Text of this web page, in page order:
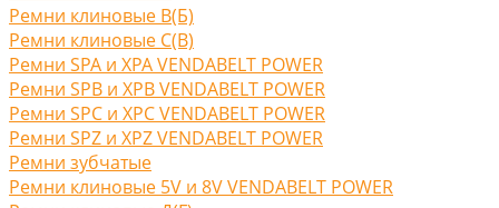
Ремни клиновые В(Б)
Ремни клиновые С(B)
Ремни SPA и XPA VENDABELT POWER
Ремни SPB и XPB VENDABELT POWER
Ремни SPC и XPC VENDABELT POWER
Ремни SPZ и XPZ VENDABELT POWER
Ремни зубчатые
Ремни клиновые 5V и 8V VENDABELT POWER